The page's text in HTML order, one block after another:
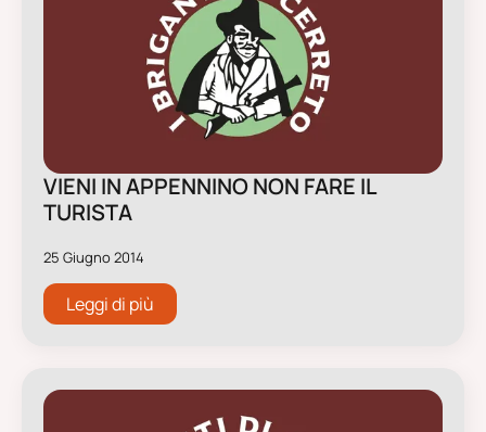
VIENI IN APPENNINO NON FARE IL
TURISTA
25 Giugno 2014
Leggi di più